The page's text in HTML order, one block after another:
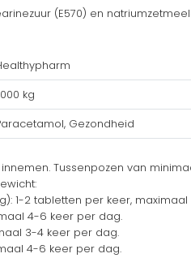
(E570) en
kg
Gezondheid
Tussenpozen van
1-2 tabletten per keer,
4-6 keer per dag.
3-4 keer per dag.
4-6 keer per dag.